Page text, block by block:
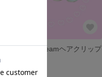
Decoration Creamヘアクリップ